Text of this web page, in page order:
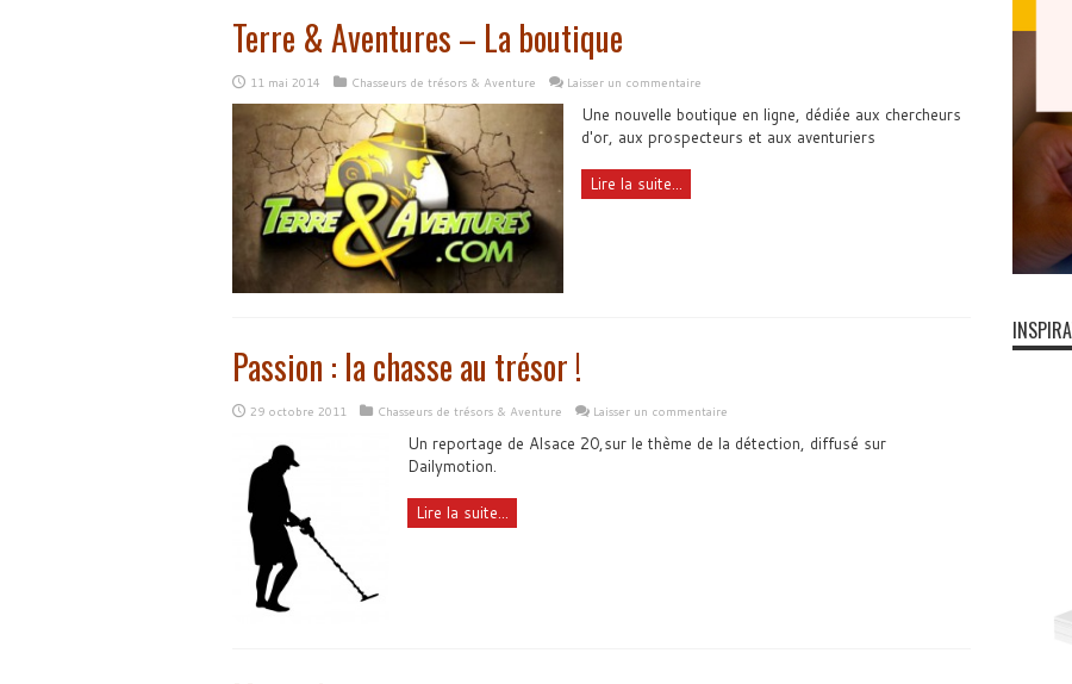
Terre & Aventures – La boutique
11 mai 2014 Chasseurs de trésors & Aventure Laisser un commentaire
Une nouvelle boutique en ligne, dédiée aux chercheurs
d'or, aux prospecteurs et aux aventuriers
Lire la suite...
Passion : la chasse au trésor !
29 octobre 2011 Chasseurs de trésors & Aventure Laisser un commentaire
Un reportage de Alsace 20,sur le thème de la détection, diffusé sur
Dailymotion.
Lire la suite...